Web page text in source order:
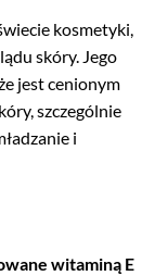
kosmetyki,
skóry. Jego
jest cenionym
szczególnie
i
witaminą E